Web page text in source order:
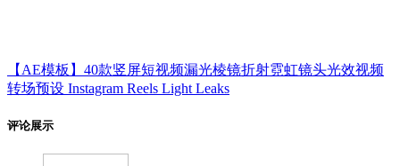
【AE模板】40款竖屏短视频漏光棱镜折射霓虹镜头光效视频
转场预设 Instagram Reels Light Leaks
评论展示